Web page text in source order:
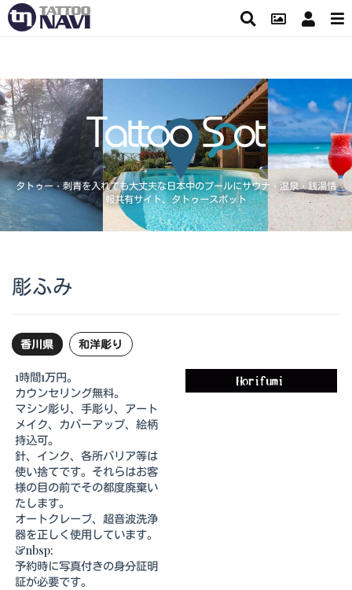
タトゥー・刺青を入れても大丈夫な日本中のプールにサウナ・温泉・銭湯情
報共有サイト、タトゥースポット
彫ふみ
香川県 和洋彫り
1時間1万円。
カウンセリング無料。
マシン彫り、手彫り、アート
メイク、カバーアップ、絵柄
持込可。
針、インク、各所バリア等は
使い捨てです。それらはお客
様の目の前でその都度廃棄い
たします。
オートクレーブ、超音波洗浄
器を正しく使用しています。
&nbsp;
予約時に写真付きの身分証明
証が必要です。